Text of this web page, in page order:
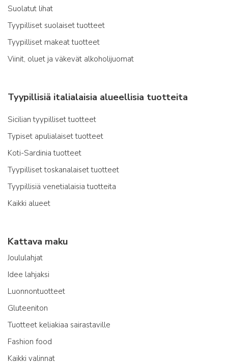
Suolatut lihat
Tyypilliset suolaiset tuotteet
Tyypilliset makeat tuotteet
Viinit, oluet ja väkevät alkoholijuomat
Tyypillisiä italialaisia alueellisia tuotteita
Sicilian tyypilliset tuotteet
Typiset apulialaiset tuotteet
Koti-Sardinia tuotteet
Tyypilliset toskanalaiset tuotteet
Tyypillisiä venetialaisia tuotteita
Kaikki alueet
Kattava maku
Joululahjat
Idee lahjaksi
Luonnontuotteet
Gluteeniton
Tuotteet keliakiaa sairastaville
Fashion food
Kaikki valinnat